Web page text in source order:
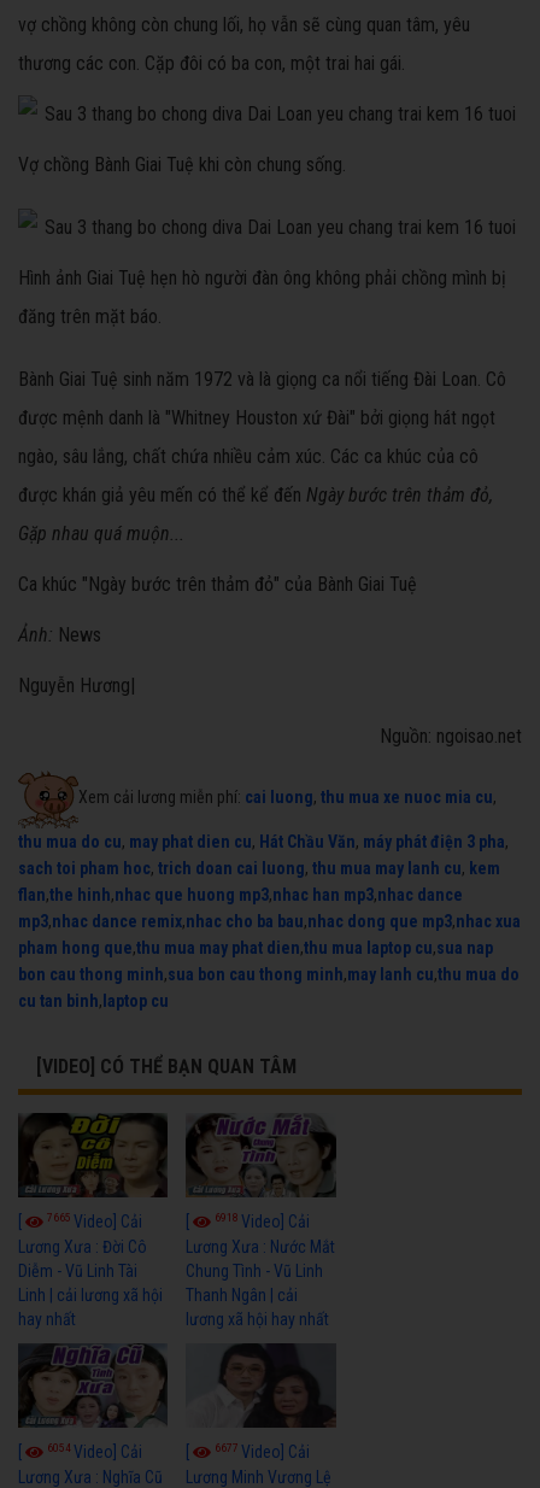
vợ chồng không còn chung lối, họ vẫn sẽ cùng quan tâm, yêu
thương các con. Cặp đôi có ba con, một trai hai gái.
Vợ chồng Bành Giai Tuệ khi còn chung sống.
Hình ảnh Giai Tuệ hẹn hò người đàn ông không phải chồng mình bị
đăng trên mặt báo.
Bành Giai Tuệ sinh năm 1972 và là giọng ca nổi tiếng Đài Loan. Cô
được mệnh danh là "Whitney Houston xứ Đài" bởi giọng hát ngọt
ngào, sâu lắng, chất chứa nhiều cảm xúc. Các ca khúc của cô
được khán giả yêu mến có thể kể đến Ngày bước trên thảm đỏ,
Gặp nhau quá muộn...
Ca khúc "Ngày bước trên thảm đỏ" của Bành Giai Tuệ
Ảnh: News
Nguyễn Hương|
Nguồn: ngoisao.net
Xem cải lương miễn phí: cai luong, thu mua xe nuoc mia cu,
thu mua do cu, may phat dien cu, Hát Chầu Văn, máy phát điện 3 pha,
sach toi pham hoc, trich doan cai luong, thu mua may lanh cu, kem
flan,the hinh,nhac que huong mp3,nhac han mp3,nhac dance
mp3,nhac dance remix,nhac cho ba bau,nhac dong que mp3,nhac xua
pham hong que,thu mua may phat dien,thu mua laptop cu,sua nap
bon cau thong minh,sua bon cau thong minh,may lanh cu,thu mua do
cu tan binh, laptop cu
[VIDEO] CÓ THỂ BẠN QUAN TÂM
7665 Video] Cải
Lương Xưa : Đời Cô
Diễm - Vũ Linh Tài
Linh | cải lương xã hội
hay nhất
6918Video] Cải
Lương Xưa : Nước Mắt
Chung Tình - Vũ Linh
Thanh Ngân | cải
lương xã hội hay nhất
6054Video] Cải
Lương Xưa : Nghĩa Cũ
6677Video] Cải
Lương Minh Vương Lệ